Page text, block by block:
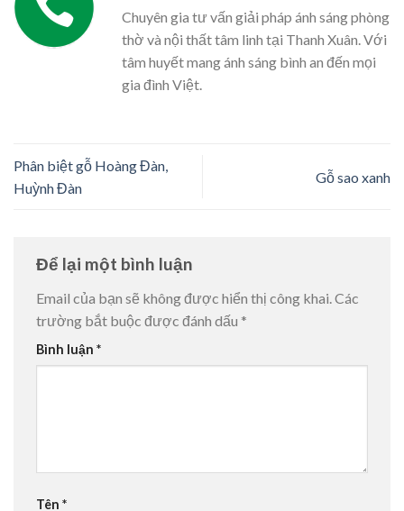
Chuyên gia tư vấn giải pháp ánh sáng phòng
thờ và nội thất tâm linh tại Thanh Xuân. Với
tâm huyết mang ánh sáng bình an đến mọi
gia đình Việt.
Phân biệt gỗ Hoàng Đàn,
Huỳnh Đàn
Gỗ sao xanh
Để lại một bình luận
Email của bạn sẽ không được hiển thị công khai.Các
trường bắt buộc được đánh dấu *
Bình luận *
Tên *